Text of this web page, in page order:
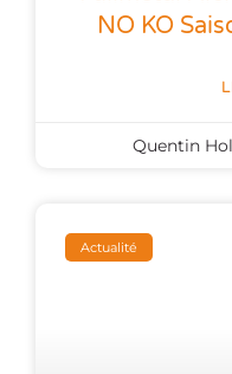
NO KO
Quentin
Actualité